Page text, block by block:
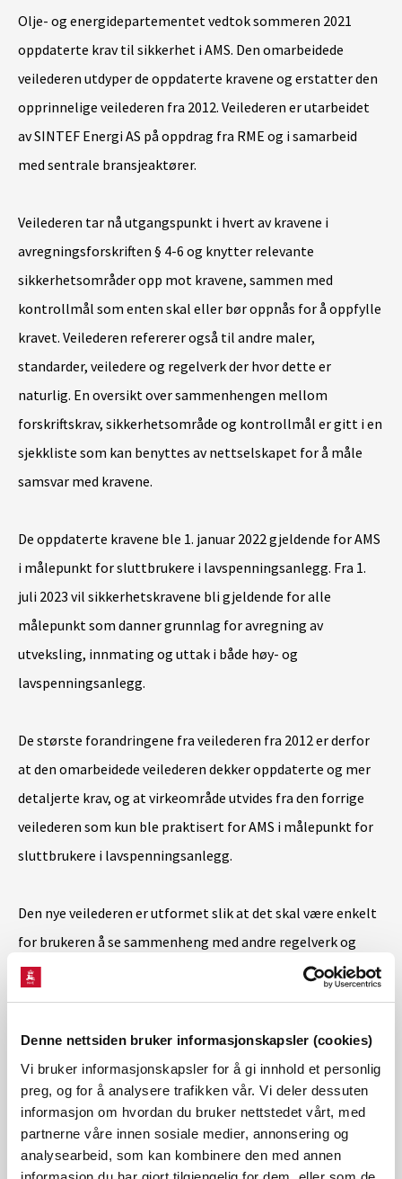
Denne nettsiden bruker informasjonskapsler (cookies)
Vi bruker informasjonskapsler for å gi innhold et personlig
preg, og for å analysere trafikken vår. Vi deler dessuten
informasjon om hvordan du bruker nettstedet vårt, med
partnerne våre innen sosiale medier, annonsering og
analysearbeid, som kan kombinere den med annen
Olje- og energidepartementet vedtok sommeren 2021
oppdaterte krav til sikkerhet i AMS. Den omarbeidede
veilederen utdyper de oppdaterte kravene og erstatter den
opprinnelige veilederen fra 2012. Veilederen er utarbeidet
av SINTEF Energi AS på oppdrag fra RME og i samarbeid
med sentrale bransjeaktører.
Veilederen tar nå utgangspunkt i hvert av kravene i
avregningsforskriften § 4-6 og knytter relevante
sikkerhetsområder opp mot kravene, sammen med
kontrollmål som enten skal eller bør oppnås for å oppfylle
kravet. Veilederen refererer også til andre maler,
standarder, veiledere og regelverk der hvor dette er
naturlig. En oversikt over sammenhengen mellom
forskriftskrav, sikkerhetsområde og kontrollmål er gitt i en
sjekkliste som kan benyttes av nettselskapet for å måle
samsvar med kravene.
De oppdaterte kravene ble 1. januar 2022 gjeldende for AMS
i målepunkt for sluttbrukere i lavspenningsanlegg. Fra 1.
juli 2023 vil sikkerhetskravene bli gjeldende for alle
målepunkt som danner grunnlag for avregning av
utveksling, innmating og uttak i både høy- og
lavspenningsanlegg.
De største forandringene fra veilederen fra 2012 er derfor
at den omarbeidede veilederen dekker oppdaterte og mer
detaljerte krav, og at virkeområde utvides fra den forrige
veilederen som kun ble praktisert for AMS i målepunkt for
sluttbrukere i lavspenningsanlegg.
Den nye veilederen er utformet slik at det skal være enkelt
for brukeren å se sammenheng med andre regelverk og
veiledere, spesielt NVEs veileder for
Kraftberedskapsforskriften og Nasjonal
NVEs veileder med samme symbolbruk. I tillegg inneholder
veilederen et koblingsskjema mellom NSM sine
grunnprinsipper og kravene til sikkerhet i AMS.